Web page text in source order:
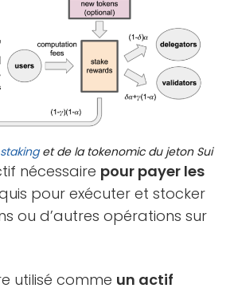
stakinget de la tokenomic du jeton Sui
nécessaire pour payer les
pour exécuter et stocker
ou d’autres opérations sur
utilisé comme un actif